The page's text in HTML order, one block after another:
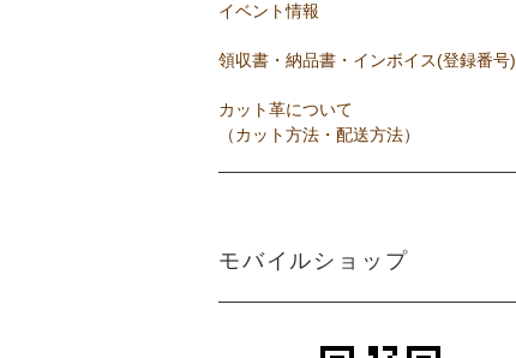
イベント情報
領収書・納品書・インボイス(登録番号)
カット革について
（カット方法・配送方法）
モバイルショップ